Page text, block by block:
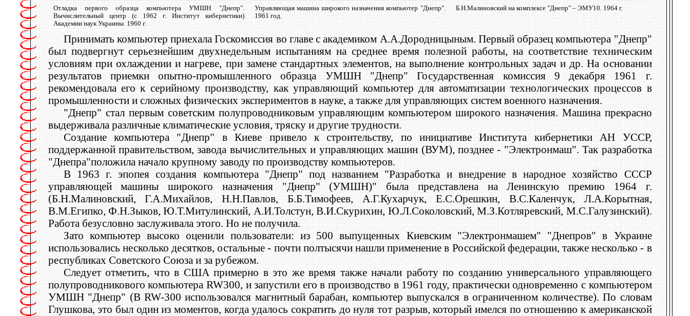
Отладка первого образца компьютера УМШН "Днепр".
Вычислительный центр (с 1962 г. Институт кибернетики)
Академии наук Украины. 1960 г.
Управляющая машина широкого назначения компьютер "Днепр".
1961 год.
Б.Н.Малиновский на комплексе "Днепр" – ЭМУ10. 1964 г.
Принимать компьютер приехала Госкомиссия во главе с академиком А.А.Дородницыным. Первый образец компьютера "Днепр"
был подвергнут серьезнейшим двухнедельным испытаниям на среднее время полезной работы, на соответствие техническим
условиям при охлаждении и нагреве, при замене стандартных элементов, на выполнение контрольных задач и др. На основании
результатов приемки опытно-промышленного образца УМШН "Днепр" Государственная комиссия 9 декабря 1961 г.
рекомендовала его к серийному производству, как управляющий компьютер для автоматизации технологических процессов в
промышленности и сложных физических экспериментов в науке, а также для управляющих систем военного назначения.
"Днепр" стал первым советским полупроводниковым управляющим компьютером широкого назначения. Машина прекрасно
выдерживала различные климатические условия, тряску и другие трудности.
Создание компьютера "Днепр" в Киеве привело к строительству, по инициативе Института кибернетики АН УССР,
поддержанной правительством, завода вычислительных и управляющих машин (ВУМ), позднее - "Электронмаш". Так разработка
"Днепра"положила начало крупному заводу по производству компьютеров.
В 1963 г. эпопея создания компьютера "Днепр" под названием "Разработка и внедрение в народное хозяйство СССР
управляющей машины широкого назначения "Днепр" (УМШН)" была представлена на Ленинскую премию 1964 г.
(Б.Н.Малиновский, Г.А.Михайлов, Н.Н.Павлов, Б.Б.Тимофеев, А.Г.Кухарчук, Е.С.Орешкин, В.С.Каленчук, Л.А.Корытная,
В.М.Египко, Ф.Н.Зыков, Ю.Т.Митулинский, А.И.Толстун, В.И.Скурихин, Ю.Л.Соколовский, М.З.Котляревский, М.С.Галузинский).
Работа безусловно заслуживала этого. Но не получила.
Зато компьютер высоко оценили пользователи: из 500 выпущенных Киевским "Электронмашем" "Днепров" в Украине
использовались несколько десятков, остальные - почти полтысячи нашли применение в Российской федерации, также несколько - в
республиках Советского Союза и за рубежом.
Следует отметить, что в США примерно в это же время также начали работу по созданию универсального управляющего
полупроводникового компьютера RW300, и запустили его в производство в 1961 году, практически одновременно с компьютером
УМШН "Днепр" (В RW-300 использовался магнитный барабан, компьютер выпускался в ограниченном количестве). По словам
Глушкова, это был один из моментов, когда удалось сократить до нуля тот разрыв, который имелся по отношению к американской